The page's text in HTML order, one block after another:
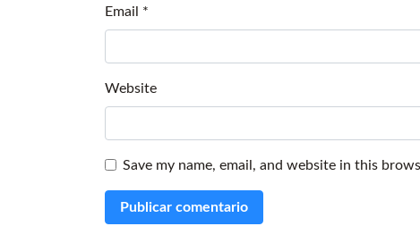
Email *
Website
Save my name, email, and website in this